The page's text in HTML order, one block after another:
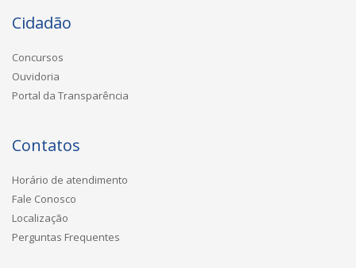
Cidadão
Concursos
Ouvidoria
Portal da Transparência
Contatos
Horário de atendimento
Fale Conosco
Localização
Perguntas Frequentes